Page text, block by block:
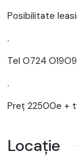
Posibilitate
.
Tel O724
.
Preț 22500e +
Locație